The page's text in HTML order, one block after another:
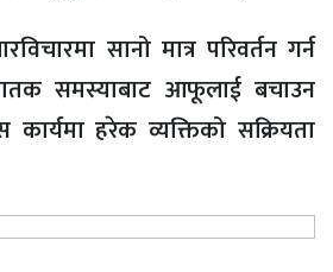
सानो मात्र परिवर्तन गर्न
समस्याबाट आफूलाई बचाउन
हरेक व्यक्तिको सक्रियता